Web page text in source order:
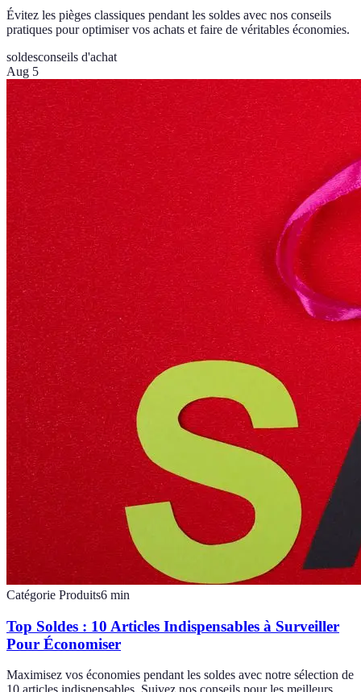
Évitez les pièges classiques pendant les soldes avec nos conseils
pratiques pour optimiser vos achats et faire de véritables économies.
soldesconseils d'achat
Aug 5
Catégorie Produits6 min
Top Soldes : 10 Articles Indispensables à Surveiller
Pour Économiser
Maximisez vos économies pendant les soldes avec notre sélection de